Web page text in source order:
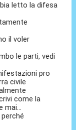
letto la difesa
il voler
le parti, vedi
pro
civile
come la
mai...